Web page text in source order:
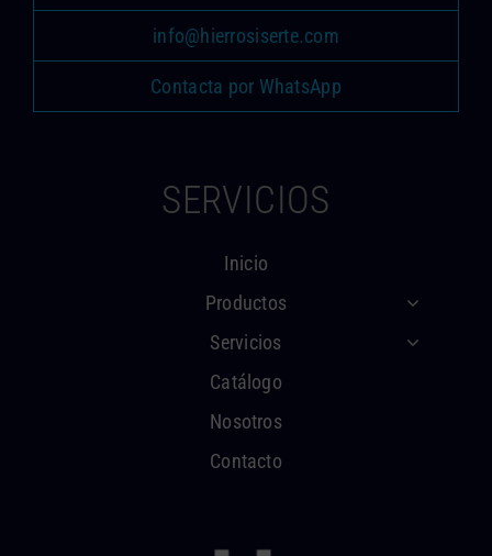
info@hierrosiserte.com
Contacta por WhatsApp
SERVICIOS
Inicio
Productos
Servicios
Catálogo
Nosotros
Contacto